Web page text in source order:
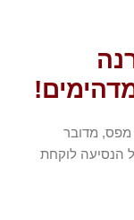
מפס, מדובר
הנסיעה לוקחת